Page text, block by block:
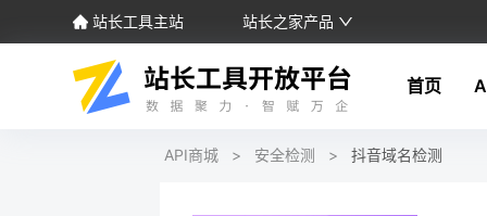
站长工具主站 站长之家产品
首页
API商城 > 安全检测 > 抖音域名检测